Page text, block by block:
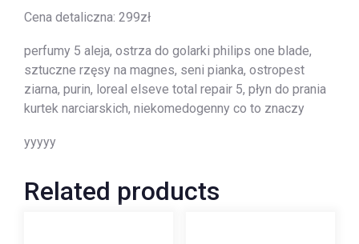
Cena detaliczna: 299zł
perfumy 5 aleja, ostrza do golarki philips one blade,
sztuczne rzęsy na magnes, seni pianka, ostropest
ziarna, purin, loreal elseve total repair 5, płyn do prania
kurtek narciarskich, niekomedogenny co to znaczy
yyyyy
Related products